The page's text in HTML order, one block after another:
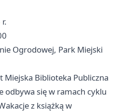
Ogrodowej, Park Miejski
Biblioteka Publiczna
odbywa się w ramach cyklu
z książką w